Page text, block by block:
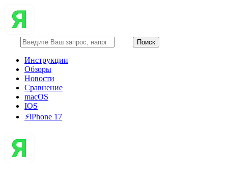
Инструкции
Обзоры
Новости
Сравнение
macOS
IOS
⚡️iPhone 17